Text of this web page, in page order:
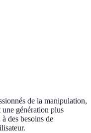
de la manipulation,
génération plus
des besoins de